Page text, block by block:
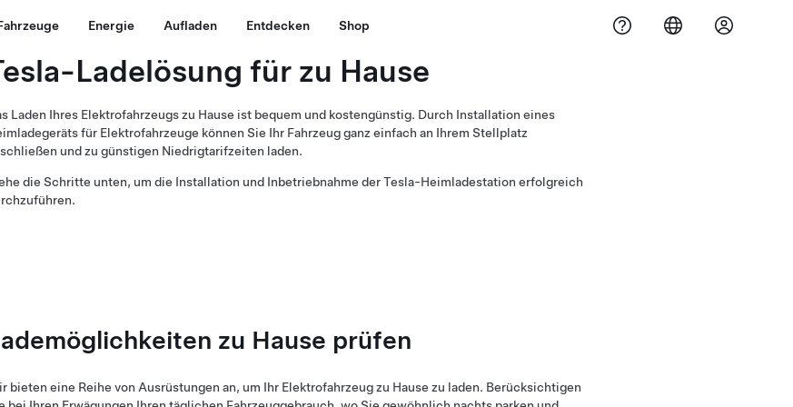
Energie Aufladen Entdecken Shop
Ladelösung für zu Hause
Laden Ihres Elektrofahrzeugs zu Hause ist bequem und kostengünstig. Durch Installation eines
für Elektrofahrzeuge können Sie Ihr Fahrzeug ganz einfach an Ihrem Stellplatz
und zu günstigen Niedrigtarifzeiten laden.
die Schritte unten, um die Installation und Inbetriebnahme der Tesla-Heimladestation erfolgreich
zu Hause prüfen
bieten eine Reihe von Ausrüstungen an, um Ihr Elektrofahrzeug zu Hause zu laden. Berücksichtigen